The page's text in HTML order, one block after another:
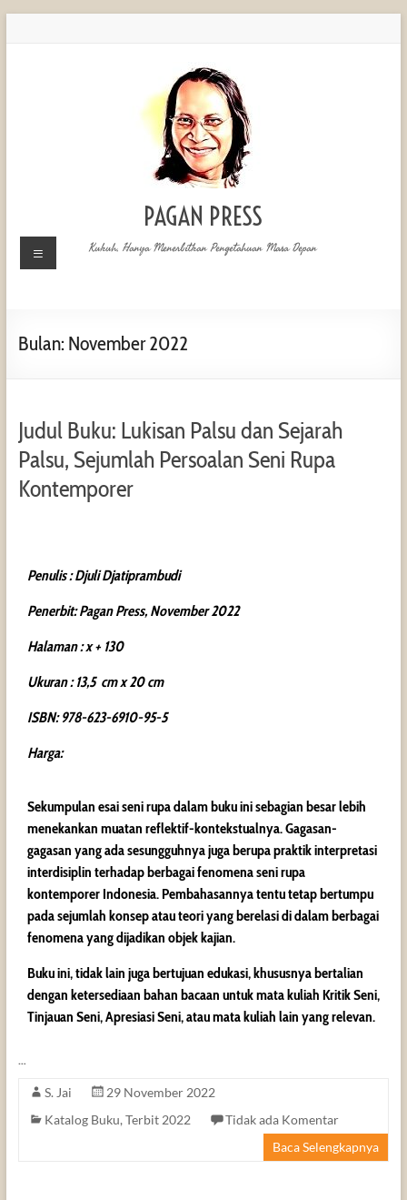
PAGAN PRESS
Kukuh, Hanya Menerbitkan Pengetahuan Masa Depan
Bulan: November 2022
Judul Buku: Lukisan Palsu dan Sejarah
Palsu, Sejumlah Persoalan Seni Rupa
Kontemporer
Penulis : Djuli Djatiprambudi
Penerbit: Pagan Press, November 2022
Halaman : x + 130
Ukuran : 13,5 cm x 20 cm
ISBN: 978-623-6910-95-5
Harga:
Sekumpulan esai seni rupa dalam buku ini sebagian besar lebih
menekankan muatan reflektif-kontekstualnya. Gagasan-
gagasan yang ada sesungguhnya juga berupa praktik interpretasi
interdisiplin terhadap berbagai fenomena seni rupa
kontemporer Indonesia. Pembahasannya tentu tetap bertumpu
pada sejumlah konsep atau teori yang berelasi di dalam berbagai
fenomena yang dijadikan objek kajian.
Buku ini, tidak lain juga bertujuan edukasi, khususnya bertalian
dengan ketersediaan bahan bacaan untuk mata kuliah Kritik Seni,
Tinjauan Seni, Apresiasi Seni, atau mata kuliah lain yang relevan.
…
S. Jai
29 November 2022
Katalog Buku, Terbit 2022
Tidak ada Komentar
Baca Selengkapnya